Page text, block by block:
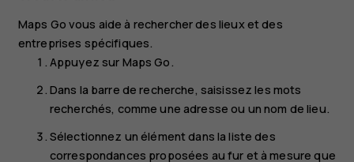
Maps Go vous aide à rechercher des lieux et des
entreprises spécifiques.
Appuyez sur Maps Go.
Dans la barre de recherche, saisissez les mots
recherchés, comme une adresse ou un nom de lieu.
Sélectionnez un élément dans la liste des
correspondances proposées au fur et à mesure que